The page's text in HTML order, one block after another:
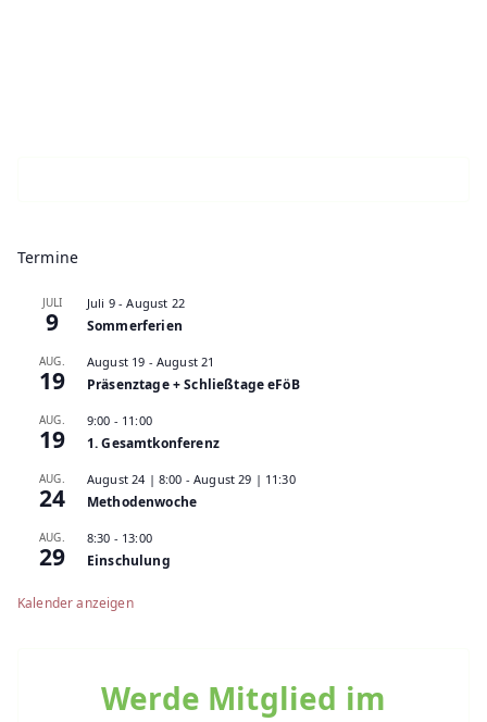
Termine
JULI
9
Juli 9-August 22
Sommerferien
AUG.
19
August 19 - August 21
Präsenztage + Schließtage eFöB
AUG.
19
9:00 - 11:00
1. Gesamtkonferenz
AUG.
24
August 24 | 8:00 -August 29 | 11:30
Methodenwoche
AUG.
29
8:30 - 13:00
Einschulung
Kalender anzeigen
Werde Mitglied im